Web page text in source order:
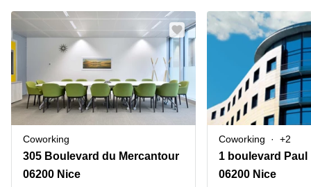
Coworking
305 Boulevard du Mercantour
06200 Nice
Coworking +2
1 boulevard Paul
06200 Nice